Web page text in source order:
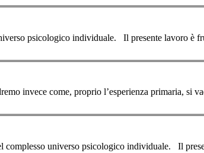
è frutto della trascrizione di una conferenza
invece come, proprio l’esperienza primaria, si
individuale. Il presente lavoro è frutto della trascrizione di